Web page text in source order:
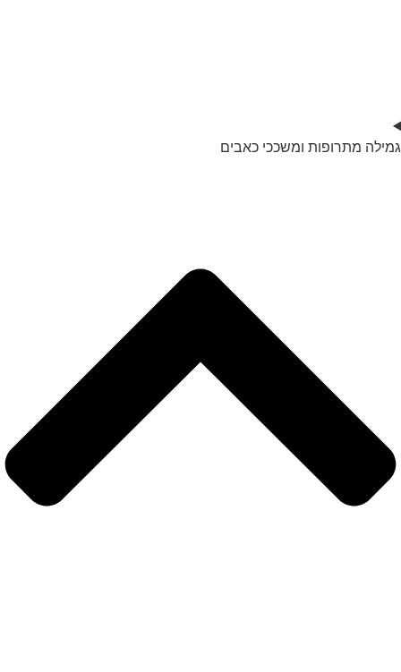
גמילה מתרופות ומשככי כאבים